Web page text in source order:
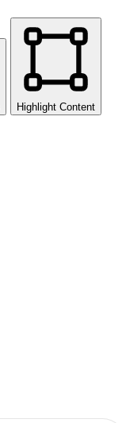
Highlight Content